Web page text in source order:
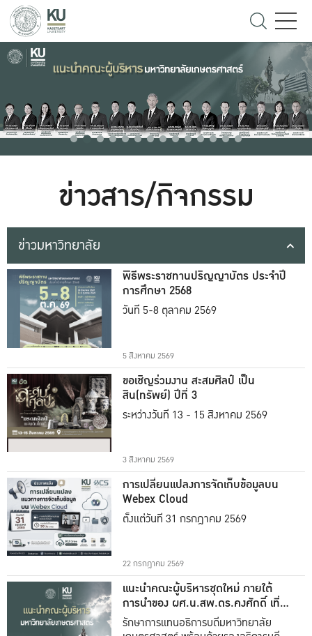
ข่าวสาร/กิจกรรม
ข่าวมหาวิทยาลัย
พิธีพระราชทานปริญญาบัตร ประจำปี
การศึกษา 2568
วันที่ 5-8 ตุลาคม 2569
5 สิงหาคม 2569
ขอเชิญร่วมงาน สะสมศิลป์ เป็น
สิน(ทรัพย์) ปีที่ 3
ระหว่างวันที่ 13 - 15 สิงหาคม 2569
3 สิงหาคม 2569
การเปลี่ยนแปลงการจัดเก็บข้อมูลบน
Webex Cloud
ตั้งแต่วันที่ 31 กรกฎาคม 2569
22 กรกฎาคม 2569
แนะนำคณะผู้บริหารชุดใหม่ ภายใต้
การนำของ ผศ.น.สพ.ดร.คงศักดิ์ เที่ยง
ธรรม
รักษาการแทนอธิการบดีมหาวิทยาลัย